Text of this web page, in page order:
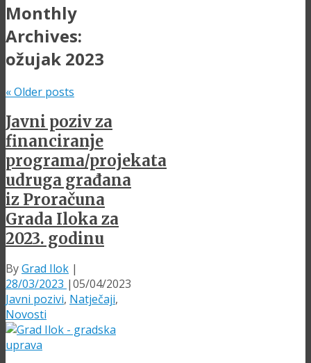
Monthly
Archives:
ožujak 2023
«Older posts
Javni poziv za
financiranje
programa/projekata
udruga građana
iz Proračuna
Grada Iloka za
2023. godinu
ByGrad Ilok |
28/03/2023 |05/04/2023
Javni pozivi, Natječaji,
Novosti